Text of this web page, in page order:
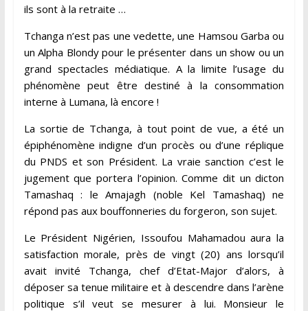
ils sont à la retraite …
Tchanga n’est pas une vedette, une Hamsou Garba ou
un Alpha Blondy pour le présenter dans un show ou un
grand spectacles médiatique. A la limite l’usage du
phénomène peut être destiné à la consommation
interne à Lumana, là encore !
La sortie de Tchanga, à tout point de vue, a été un
épiphénomène indigne d’un procès ou d’une réplique
du PNDS et son Président. La vraie sanction c’est le
jugement que portera l’opinion. Comme dit un dicton
Tamashaq : le Amajagh (noble Kel Tamashaq) ne
répond pas aux bouffonneries du forgeron, son sujet.
Le Président Nigérien, Issoufou Mahamadou aura la
satisfaction morale, près de vingt (20) ans lorsqu’il
avait invité Tchanga, chef d’Etat-Major d’alors, à
déposer sa tenue militaire et à descendre dans l’arène
politique s’il veut se mesurer à lui. Monsieur le